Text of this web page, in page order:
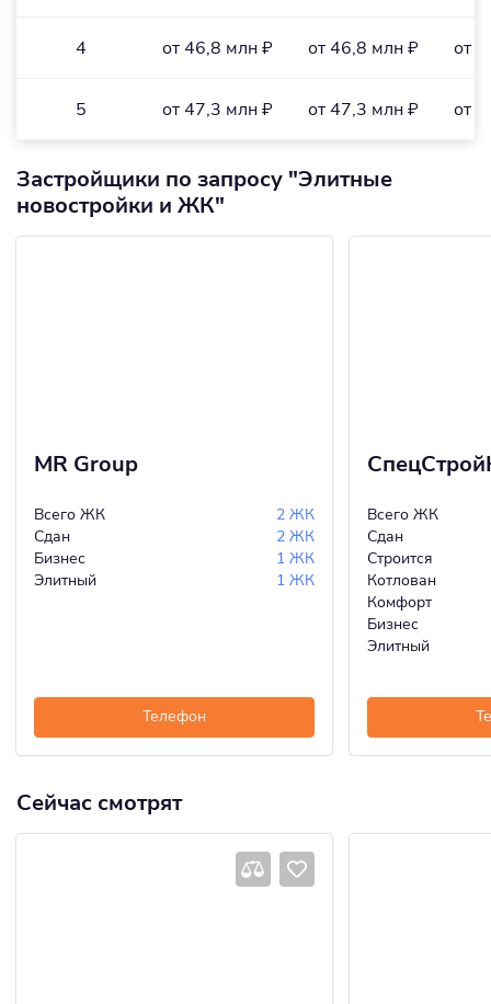
4 от 46,8 млн ₽ от 46,8 млн ₽ от
5 от 47,3 млн ₽ от 47,3 млн ₽ от
Застройщики по запросу "Элитные
новостройки и ЖК"
MR Group
Всего ЖК
2 ЖК
Сдан
2 ЖК
Бизнес
1 ЖК
Элитный
1 ЖК
Телефон
Всего ЖК
Сдан
Строится
Котлован
Комфорт
Бизнес
Элитный
Сейчас смотрят